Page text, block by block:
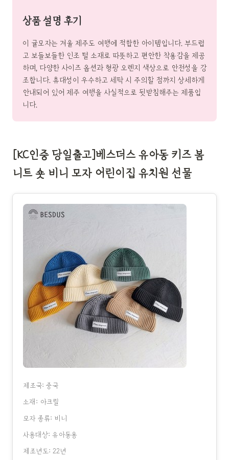
상품 설명 후기
이 귤모자는 겨울 제주도 여행에 적합한 아이템입니다. 부드럽
고 보들보들한 인조 털 소재로 따뜻하고 편안한 착용감을 제공
하며, 다양한 사이즈 옵션과 형광 오렌지 색상으로 안전성을 강
조합니다. 휴대성이 우수하고 세탁 시 주의할 점까지 상세하게
안내되어 있어 제주 여행을 사실적으로 뒷받침해주는 제품입
니다.
[KC인증 당일출고]베스더스 유아동 키즈 봄
니트 숏 비니 모자 어린이집 유치원 선물
제조국: 중국
소재: 아크릴
모자 종류: 비니
사용대상: 유아동용
제조년도: 22년